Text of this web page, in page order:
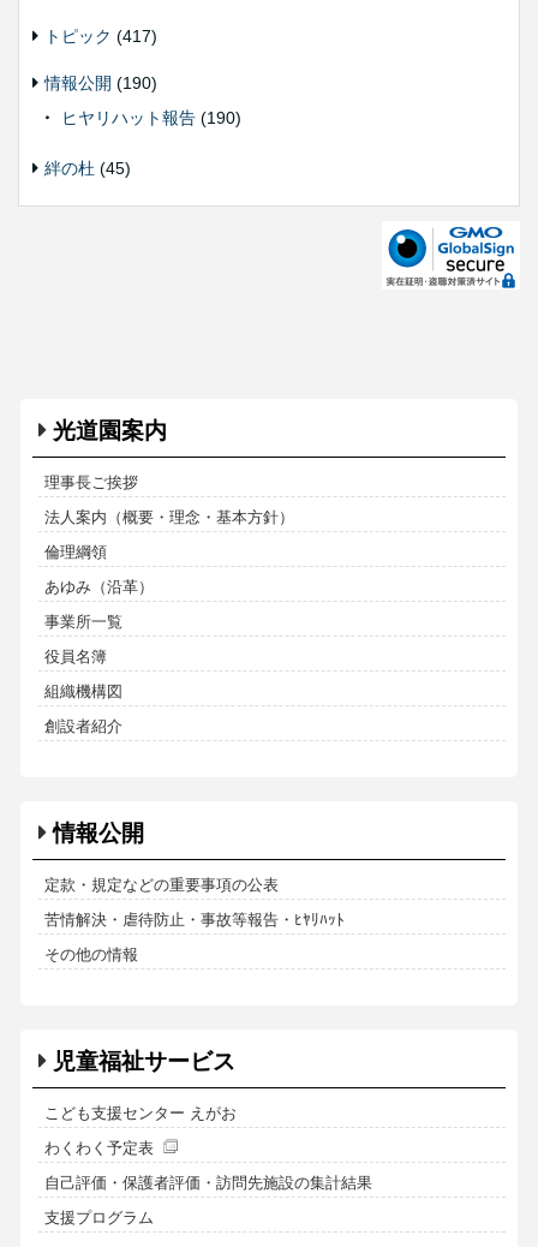
トピック (417)
情報公開 (190)
ヒヤリハット報告 (190)
絆の杜 (45)
光道園案内
理事長ご挨拶
法人案内（概要・理念・基本方針）
倫理綱領
あゆみ（沿革）
事業所一覧
役員名簿
組織機構図
創設者紹介
情報公開
定款・規定などの重要事項の公表
苦情解決・虐待防止・事故等報告・ﾋﾔﾘﾊｯﾄ
その他の情報
児童福祉サービス
こども支援センター えがお
わくわく予定表
自己評価・保護者評価・訪問先施設の集計結果
支援プログラム